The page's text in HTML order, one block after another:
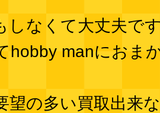
しなくて大丈夫で
hobby manにおま
望の多い買取出来